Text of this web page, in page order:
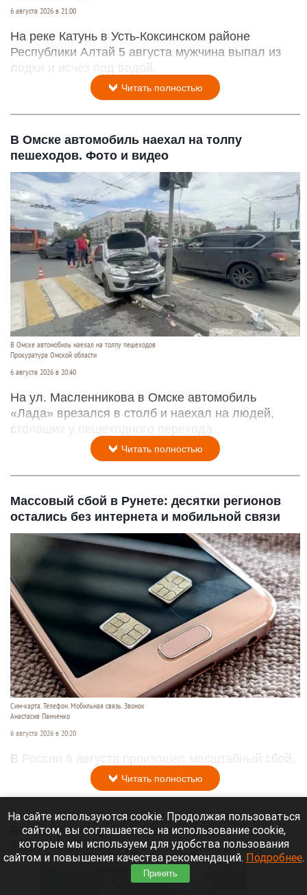
6 августа 2026 в 21:00
На реке Катунь в Усть-Коксинском районе
Республики Алтай 5 августа мужчина выпал из
лодки и исчез под водой.
Читать полностью
В Омске автомобиль наехал на толпу
пешеходов. Фото и видео
В Омске автомобиль наехал на толпу пешеходов
Прокуратура Омской области
6 августа 2026 в 20:40
На ул. Масленникова в Омске автомобиль
«Лада» врезался в столб и наехал на людей,
стоявших у пешеходного перехода.
Читать полностью
Массовый сбой в Рунете: десятки регионов
остались без интернета и мобильной связи
Сим-карта. Телефон. Мобильная связь. Звонок
Анастасия Панченко
6 августа 2026 в 20:20
В России 6 августа произошел масштабный сбой.
Читать полностью
Екатерина Андреева отдыхает на Алтае на
вилле за 87 тысяч рублей в сутки. Видео
На сайте используются cookie. Продолжая пользоваться
сайтом, вы соглашаетесь на использование cookie,
которые мы используем для удобства пользования
сайтом и повышения качества рекомендаций. Подробнее.
Принять